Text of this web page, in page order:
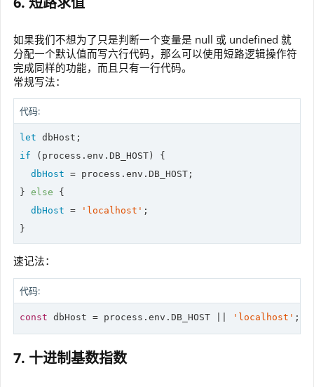
如果我们不想为了只是判断一个变量是 null 或 undefined 就
分配一个默认值而写六行代码，那么可以使用短路逻辑操作符
完成同样的功能，而且只有一行代码。
常规写法：
代码:
let
if (process.env.DB_HOST) {
dbHost = process.env.DB_HOST;
} else {
dbHost = 'localhost' ;
}
速记法：
代码:
const dbHost = process.env.DB_HOST || 'localhost' ;
7. 十进制基数指数